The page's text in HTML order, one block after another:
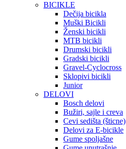
BICIKLE
Dečija bicikla
Muški Bicikli
Ženski bicikli
MTB bicikli
Drumski bicikli
Gradski bicikli
Gravel-Cyclocross
Sklopivi bicikli
Junior
DELOVI
Bosch delovi
Bužiri, sajle i creva
Cevi sedišta (šticne)
Delovi za E-bicikle
Gume spoljašne